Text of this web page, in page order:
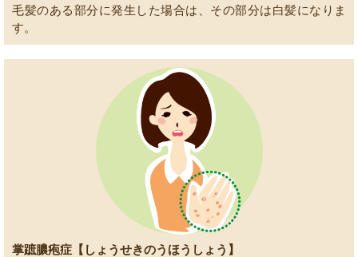
毛髪のある部分に発生した場合は、その部分は白髪になりま
す。
掌蹠膿疱症【しょうせきのうほうしょう】